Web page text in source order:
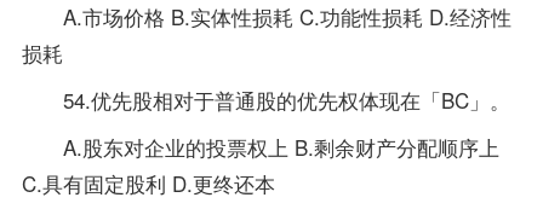
A.市场价格 B.实体性损耗 C.功能性损耗 D.经济性
损耗
54.优先股相对于普通股的优先权体现在「BC」。
A.股东对企业的投票权上 B.剩余财产分配顺序上
C.具有固定股利 D.更终还本